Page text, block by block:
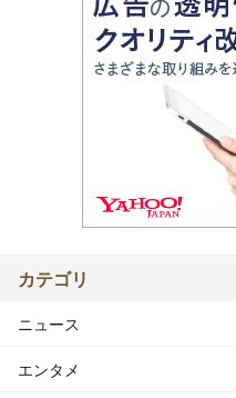
カテゴリ
ニュース
エンタメ